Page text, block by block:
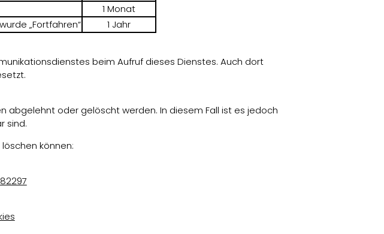
1 Monat
„Fortfahren“ 1 Jahr
beim Aufruf dieses Dienstes. Auch dort
abgelehnt oder gelöscht werden. In diesem Fall ist es jedoch
sind.
können: